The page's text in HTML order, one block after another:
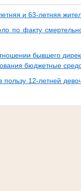
и 63-летняя
по факту
бывшего
бюджетные
12-летней